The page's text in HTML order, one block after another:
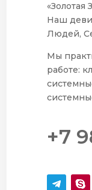
«Золотая
Наш
Людей,
Мы
работе:
+7